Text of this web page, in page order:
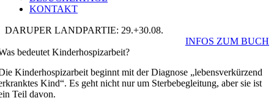
KONTAKT
DARUPER LANDPARTIE: 29.+30.08.
INFOS ZUM BUCH
bedeutet Kinderhospizarbeit?
Kinderhospizarbeit beginnt mit der Diagnose „lebensverkürzend
Kind“. Es geht nicht nur um Sterbebegleitung, aber sie ist
Teil davon.